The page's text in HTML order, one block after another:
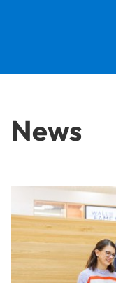
News
USTP unter